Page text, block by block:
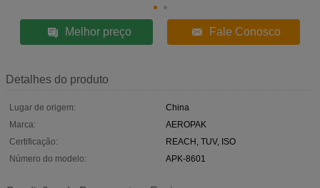
Melhor preço Fale Conosco
Detalhes do produto
Lugar de origem:
China
Marca:
AEROPAK
Certificação:
REACH, TUV, ISO
Número do modelo:
APK-8601